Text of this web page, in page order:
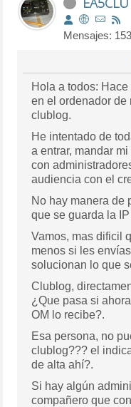
Mensajes: 153
Hola a todos:
en el ordenador de
clublog.
He intentado de
a entrar, mandar
con
audiencia con el
No hay manera de
que se guarda la
Vamos, mas dificil
menos si les
solucionan lo que
Clublog,
¿Que pasa si
OM lo recibe?.
Esa persona, no
clublog??? el
de alta ahí?.
Si hay algún
compañero que